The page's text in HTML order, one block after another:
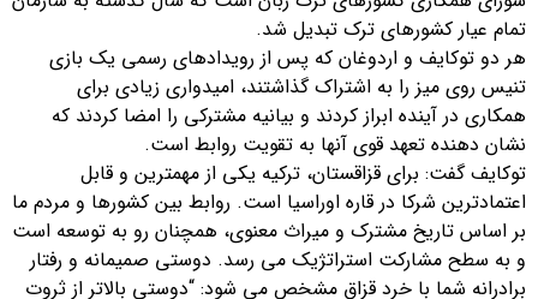
تمام عیار کشورهای ترک تبدیل شد.
هر دو توکایف و اردوغان که پس از رویدادهای رسمی یک بازی
تنیس روی میز را به اشتراک گذاشتند، امیدواری زیادی برای
همکاری در آینده ابراز کردند و بیانیه مشترکی را امضا کردند که
نشان دهنده تعهد قوی آنها به تقویت روابط است.
توکایف گفت: برای قزاقستان، ترکیه یکی از مهمترین و قابل
اعتمادترین شرکا در قاره اوراسیا است. روابط بین کشورها و مردم ما
بر اساس تاریخ مشترک و میراث معنوی، همچنان رو به توسعه است
و به سطح مشارکت استراتژیک می رسد. دوستی صمیمانه و رفتار
برادرانه شما با خرد قزاق مشخص می شود: “دوستی بالاتر از ثروت